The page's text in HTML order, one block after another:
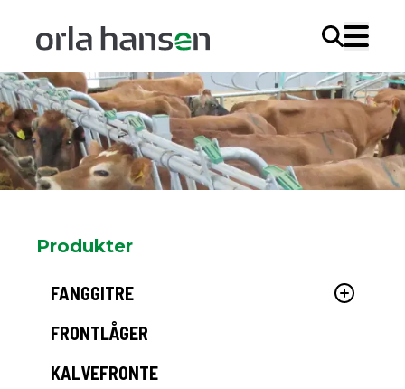
Søg
Produkter
FANGGITRE
FRONTLÅGER
KALVEFRONTE